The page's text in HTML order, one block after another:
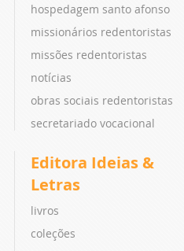
hospedagem santo afonso
missionários redentoristas
missões redentoristas
notícias
obras sociais redentoristas
secretariado vocacional
Editora Ideias &
Letras
livros
coleções